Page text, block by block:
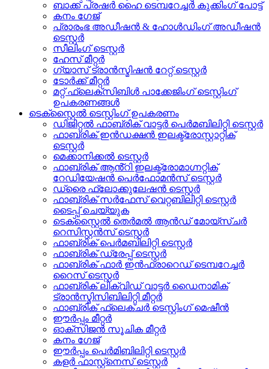
ബാക്ക് പ്രഷർ ഹൈ ടെമ്പറേച്ചർ കുക്കിംഗ് പോട്ട്
കനം ഗേജ്
പ്രാരംഭ അഡീഷൻ & ഹോൾഡിംഗ് അഡീഷൻ
ടെസ്റ്റർ
സീലിംഗ് ടെസ്റ്റർ
ഹേസ് മീറ്റർ
ഗ്യാസ് ട്രാൻസ്മിഷൻ റേറ്റ് ടെസ്റ്റർ
ടോർക്ക് മീറ്റർ
മറ്റ് ഫ്ലെക്സിബിൾ പാക്കേജിംഗ് ടെസ്റ്റിംഗ്
ഉപകരണങ്ങൾ
ടെക്സ്റ്റൈൽ ടെസ്റ്റിംഗ് ഉപകരണം
ഡിജിറ്റൽ ഫാബ്രിക് വാട്ടർ പെർമബിലിറ്റി ടെസ്റ്റർ
ഫാബ്രിക് ഇൻഡക്ഷൻ ഇലക്ട്രോസ്റ്റാറ്റിക്
ടെസ്റ്റർ
മെക്കാനിക്കൽ ടെസ്റ്റർ
ഫാബ്രിക് ആൻ്റി ഇലക്ട്രോമാഗ്നറ്റിക്
റേഡിയേഷൻ പെർഫോമൻസ് ടെസ്റ്റർ
ഡ്രൈ ഫ്ലോക്കുലേഷൻ ടെസ്റ്റർ
ഫാബ്രിക് സർഫേസ് വെറ്റബിലിറ്റി ടെസ്റ്റർ
ടൈപ്പ് ചെയ്യുക
ടെക്സ്റ്റൈൽ തെർമൽ ആൻഡ് മോയ്സ്ചർ
റെസിസ്റ്റൻസ് ടെസ്റ്റർ
ഫാബ്രിക് പെർമബിലിറ്റി ടെസ്റ്റർ
ഫാബ്രിക് ഡ്രേപ്പ് ടെസ്റ്റർ
ഫാബ്രിക് ഫാർ ഇൻഫ്രാറെഡ് ടെമ്പറേച്ചർ
റൈസ് ടെസ്റ്റർ
ഫാബ്രിക് ലിക്വിഡ് വാട്ടർ ഡൈനാമിക്
ട്രാൻസ്മിസിബിലിറ്റി മീറ്റർ
ഫാബ്രിക് ഫ്ലെക്‌ചർ ടെസ്റ്റിംഗ് മെഷീൻ
ഈർപ്പം മീറ്റർ
ഓക്സിജൻ സൂചിക മീറ്റർ
കനം ഗേജ്
ഈർപ്പം പെർമിബിലിറ്റി ടെസ്റ്റർ
കളർ ഫാസ്റ്റ്നെസ് ടെസ്റ്റർ